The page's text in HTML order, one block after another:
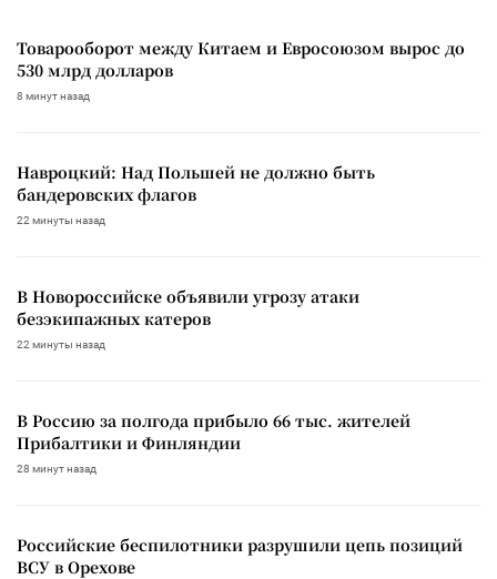
Товарооборот между Китаем и Евросоюзом вырос до
530 млрд долларов
8 минут назад
Навроцкий: Над Польшей не должно быть
бандеровских флагов
22 минуты назад
В Новороссийске объявили угрозу атаки
безэкипажных катеров
22 минуты назад
В Россию за полгода прибыло 66 тыс. жителей
Прибалтики и Финляндии
28 минут назад
Российские беспилотники разрушили цепь позиций
ВСУ в Орехове